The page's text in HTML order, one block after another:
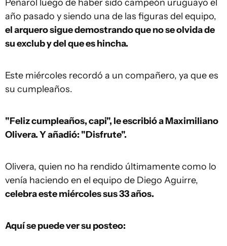
Peñarol luego de haber sido campeón uruguayo el
año pasado y siendo una de las figuras del equipo,
el arquero sigue demostrando que no se olvida de
su exclub y del que es hincha.
Este miércoles recordó a un compañero, ya que es
su cumpleaños.
"Feliz cumpleaños, capi", le escribió a Maximiliano
Olivera. Y añadió: "Disfrute".
Olivera, quien no ha rendido últimamente como lo
venía haciendo en el equipo de Diego Aguirre,
celebra este miércoles sus 33 años.
Aquí se puede ver su posteo: